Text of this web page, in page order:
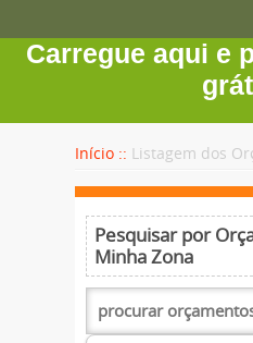
Carregue aqui e
Início :: Listagem dos
Pesquisar por
Minha Zona